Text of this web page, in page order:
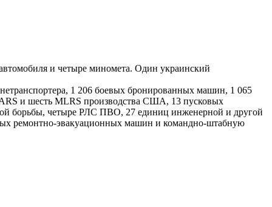
и четыре миномета. Один украинский
1 206 боевых бронированных машин, 1 065
и шесть MLRS производства США, 13 пусковых
борьбы, четыре РЛС ПВО, 27 единиц инженерной и другой
ремонтно-эвакуационных машин и командно-штабную